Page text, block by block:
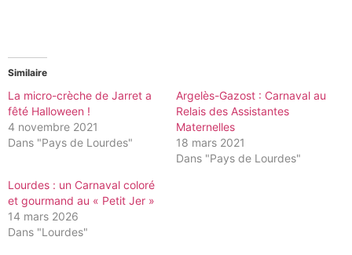
Similaire
La micro-crèche de Jarret a
fêté Halloween !
4 novembre 2021
Dans "Pays de Lourdes"
Argelès-Gazost : Carnaval au
Relais des Assistantes
Maternelles
18 mars 2021
Dans "Pays de Lourdes"
Lourdes : un Carnaval coloré
et gourmand au « Petit Jer »
14 mars 2026
Dans "Lourdes"